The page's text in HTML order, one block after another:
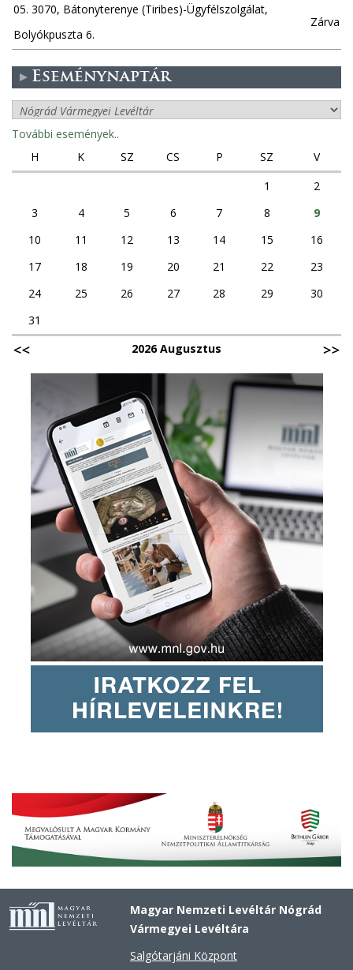
05. 3070, Bátonyterenye (Tiribes)-Ügyfélszolgálat,
Bolyókpuszta 6.
Zárva
Eseménynaptár
További események..
H
K SZ CS P SZ
V
1
2
3
4 5 6 7 8
9
10
11 12 13 14 15
16
17
18 19 20 21 22
23
24
25 26 27 28 29
30
31
2026 Augusztus
Magyar Nemzeti Levéltár Nógrád
Vármegyei Levéltára
Salgótarjáni Központ